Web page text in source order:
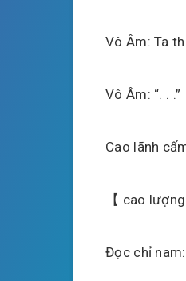
Vô Âm: Ta
Vô Âm: “. . .”
Cao lãnh
【 cao
Đọc chỉ nam: